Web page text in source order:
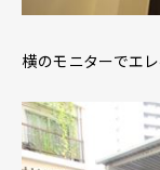
横のモニターでエ